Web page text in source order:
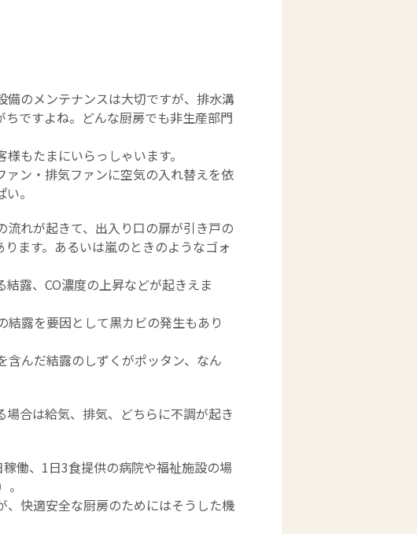
のメンテナンスは大切ですが、排水溝
ですよね。どんな厨房でも非生産部門
もたまにいらっしゃいます。
ン・排気ファンに空気の入れ替えを依
。
れが起きて、出入り口の扉が引き戸の
ます。あるいは嵐のときのようなゴォ
露、CO濃度の上昇などが起きえま
露を要因として黒カビの発生もあり
んだ結露のしずくがポッタン、なん
合は給気、排気、どちらに不調が起き
働、1日3食提供の病院や福祉施設の場
快適安全な厨房のためにはそうした機